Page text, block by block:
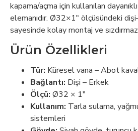
kapama/açma için kullanılan
elemanıdır. Ø32×1" ölçüsündeki
sayesinde kolay montaj ve
Ürün Özellikleri
Tür: Küresel vana – Abot
Bağlantı: Dişi – Erkek
Ölçü: Ø32 × 1"
Kullanım: Tarla sulama,
sistemleri